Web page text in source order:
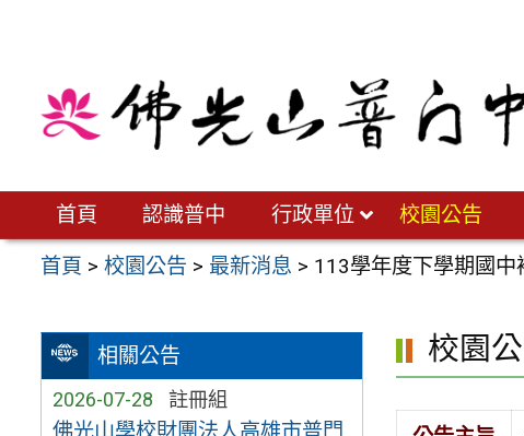
首頁 認識普中 行政單位 校園公告
首頁 >校園公告 > 最新消息 > 113學年度下學期國中
相關公告
2026-07-28 註冊組
校園